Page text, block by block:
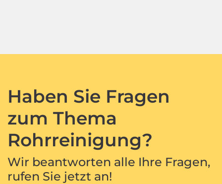
Haben Sie Fragen
zum Thema
Rohrreinigung?
Wir beantworten alle Ihre Fragen,
rufen Sie jetzt an!